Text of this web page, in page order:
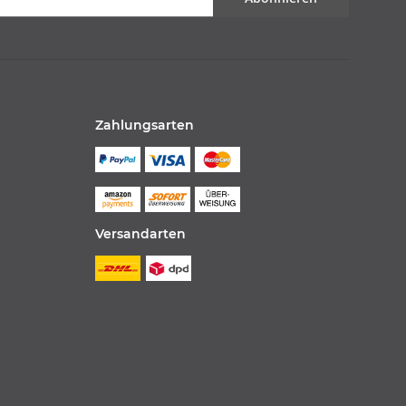
Zahlungsarten
Versandarten